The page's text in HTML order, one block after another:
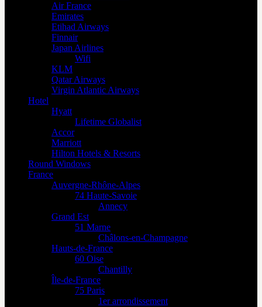
Air France
Emirates
Etihad Airways
Finnair
Japan Airlines
Wifi
KLM
Qatar Airways
Virgin Atlantic Airways
Hotel
Hyatt
Lifetime Globalist
Accor
Marriott
Hilton Hotels & Resorts
Round Windows
France
Auvergne-Rhône-Alpes
74 Haute-Savoie
Annecy
Grand Est
51 Marne
Châlons-en-Champagne
Hauts-de-France
60 Oise
Chantilly
Île-de-France
75 Paris
1er arrondissement